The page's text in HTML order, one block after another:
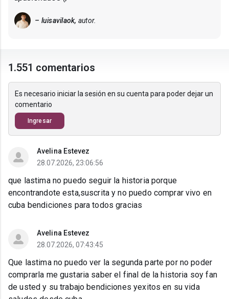
– luisavilaok, autor.
1.551 comentarios
Es necesario iniciar la sesión en su cuenta para poder dejar un
comentario
Ingresar
Avelina Estevez
28.07.2026, 23:06:56
que lastima no puedo seguir la historia porque
encontrandote esta,suscrita y no puedo comprar vivo en
cuba bendiciones para todos gracias
Avelina Estevez
28.07.2026, 07:43:45
Que lastima no puedo ver la segunda parte por no poder
comprarla me gustaria saber el final de la historia soy fan
de usted y su trabajo bendiciones yexitos en su vida